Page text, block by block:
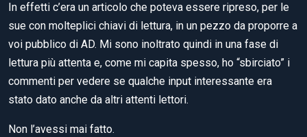
In effetti c’era un articolo che poteva essere ripreso, per le
sue con molteplici chiavi di lettura, in un pezzo da proporre a
voi pubblico di AD. Mi sono inoltrato quindi in una fase di
lettura più attenta e, come mi capita spesso, ho “sbirciato” i
commenti per vedere se qualche input interessante era
stato dato anche da altri attenti lettori.
Non l’avessi mai fatto.